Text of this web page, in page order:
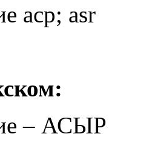
аср; asr
– АСЫР